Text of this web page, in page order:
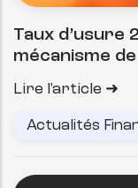
Taux d’usure
mécanisme
Lire l'article
Actualités